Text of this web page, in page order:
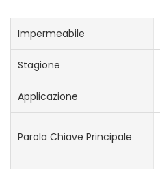
Impermeabile
Stagione
Applicazione
Parola Chiave Principale